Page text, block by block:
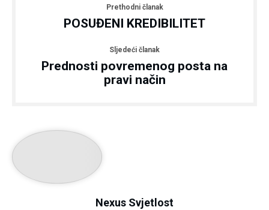
Prethodni članak
POSUĐENI KREDIBILITET
Sljedeći članak
Prednosti povremenog posta na
pravi način
Nexus Svjetlost